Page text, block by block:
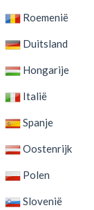
Roemenië
Duitsland
Hongarije
Italië
Spanje
Oostenrijk
Polen
Slovenië